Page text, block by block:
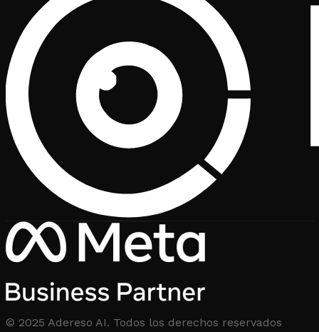
© 2025 Adereso AI. Todos los derechos reservados